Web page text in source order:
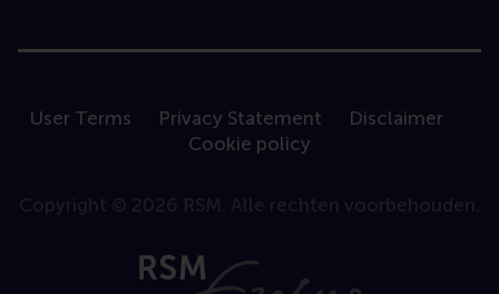
User Terms Privacy Statement
Disclaimer
Cookie policy